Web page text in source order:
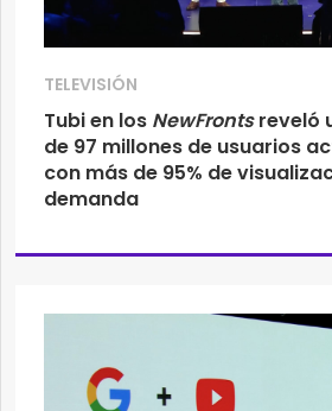
TELEVISIÓN
Tubi en los NewFrontsreveló
de 97 millones de usuarios
con más de 95% de
demanda